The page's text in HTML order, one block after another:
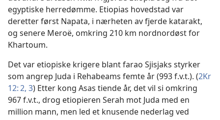
egyptiske herredømme. Etiopias hovedstad var
deretter først Napata, i nærheten av fjerde katarakt,
og senere Meroë, omkring 210 km nordnordøst for
Khartoum.
Det var etiopiske krigere blant farao Sjisjaks styrker
som angrep Juda i Rehabeams femte år (993 f.v.t.). (2Kr
12: 2, 3) Etter kong Asas tiende år, det vil si omkring
967 f.v.t., drog etiopieren Serah mot Juda med en
million mann, men led et knusende nederlag ved